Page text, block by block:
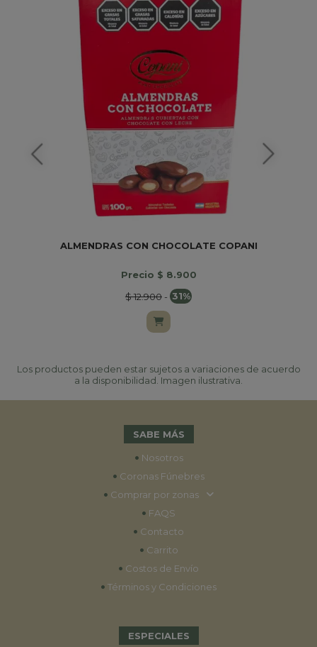
ALMENDRAS CON CHOCOLATE COPANI
Precio $ 8.900
$ 12.900- 31%
Los productos pueden estar sujetos a variaciones de acuerdo
a la disponibilidad. Imagen ilustrativa.
SABE MÁS
• Nosotros
• Coronas Fúnebres
• Comprar por zonas
• FAQS
• Contacto
• Carrito
• Costos de Envío
• Términos y Condiciones
ESPECIALES